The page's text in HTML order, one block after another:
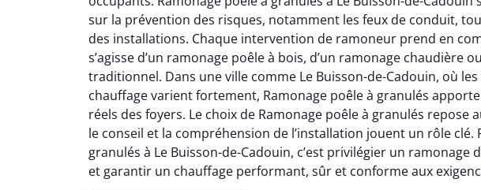
sur la prévention des risques, notamment les feux de conduit,
des installations. Chaque intervention de ramoneur prend en
s’agisse d’un ramonage poêle à bois, d’un ramonage chaudière
traditionnel. Dans une ville comme Le Buisson-de-Cadouin, où
chauffage varient fortement, Ramonage poêle à granulés
réels des foyers. Le choix de Ramonage poêle à granulés repose
le conseil et la compréhension de l’installation jouent un rôle clé.
granulés à Le Buisson-de-Cadouin, c’est privilégier un
et garantir un chauffage performant, sûr et conforme aux